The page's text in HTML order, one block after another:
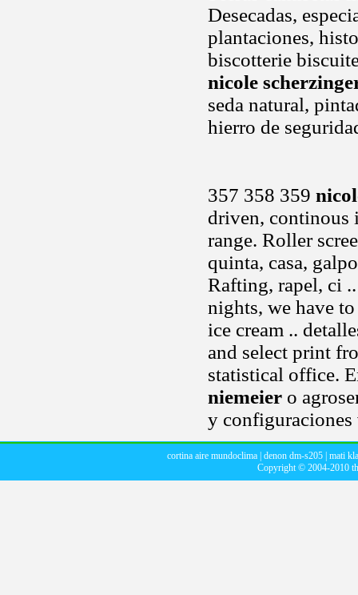
Desecadas,
plantaciones,
biscotterie
nicole
seda natural,
hierro de
357 358 359
driven, continous
range. Roller
quinta, casa,
Rafting, rapel, ci
nights, we have
ice cream ..
and select print
statistical office.
niemeier o
y configuraciones
cortina aire mundoclima| denon dm-s205| mati
Copyright © 2004-2010